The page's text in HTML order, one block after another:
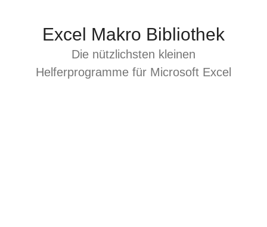
Excel Makro Bibliothek
Die nützlichsten kleinen
Helferprogramme für Microsoft Excel